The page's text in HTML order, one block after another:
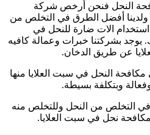
النحل فنحن أرخص شركة
أفضل الطرق في التخلص من
الات ضارة للنحل في
بشركتنا خبرات وعمالة كافيه
عن طريق الدخان.
النحل في سبت العلايا منها
وبتكلفة بسيطة.
التخلص من النحل وللتخلص منه
نحل في سبت العلايا.